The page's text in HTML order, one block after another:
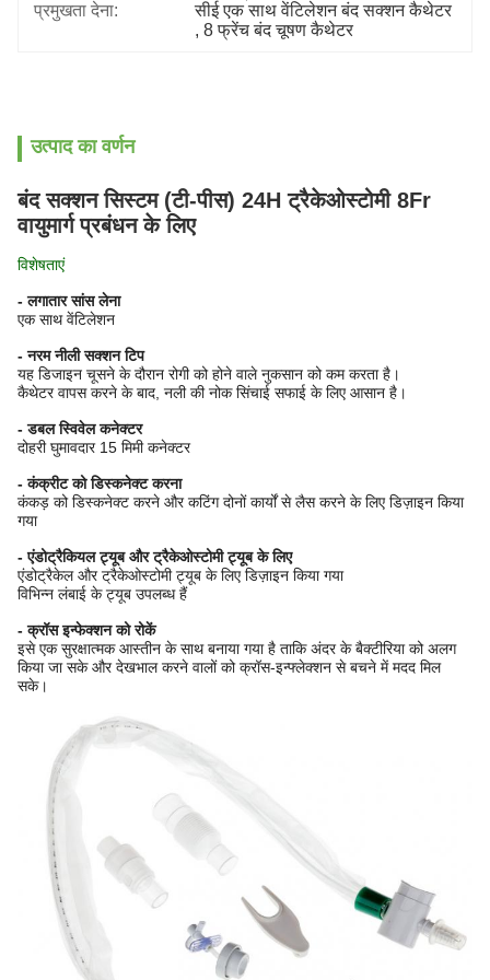
प्रमुखता देना:
सीई एक साथ वेंटिलेशन बंद सक्शन कैथेटर
, 8 फ्रेंच बंद चूषण कैथेटर
उत्पाद का वर्णन
बंद सक्शन सिस्टम (टी-पीस) 24H ट्रैकेओस्टोमी 8Fr
वायुमार्ग प्रबंधन के लिए
विशेषताएं
- लगातार सांस लेना
एक साथ वेंटिलेशन
- नरम नीली सक्शन टिप
यह डिजाइन चूसने के दौरान रोगी को होने वाले नुकसान को कम करता है।
कैथेटर वापस करने के बाद, नली की नोक सिंचाई सफाई के लिए आसान है।
- डबल स्विवेल कनेक्टर
दोहरी घुमावदार 15 मिमी कनेक्टर
- कंक्रीट को डिस्कनेक्ट करना
कंकड़ को डिस्कनेक्ट करने और कटिंग दोनों कार्यों से लैस करने के लिए डिज़ाइन किया
गया
- एंडोट्रैकियल ट्यूब और ट्रैकेओस्टोमी ट्यूब के लिए
एंडोट्रैकेल और ट्रैकेओस्टोमी ट्यूब के लिए डिज़ाइन किया गया
विभिन्न लंबाई के ट्यूब उपलब्ध हैं
- क्रॉस इन्फेक्शन को रोकें
इसे एक सुरक्षात्मक आस्तीन के साथ बनाया गया है ताकि अंदर के बैक्टीरिया को अलग
किया जा सके और देखभाल करने वालों को क्रॉस-इन्फ्लेक्शन से बचने में मदद मिल
सके।